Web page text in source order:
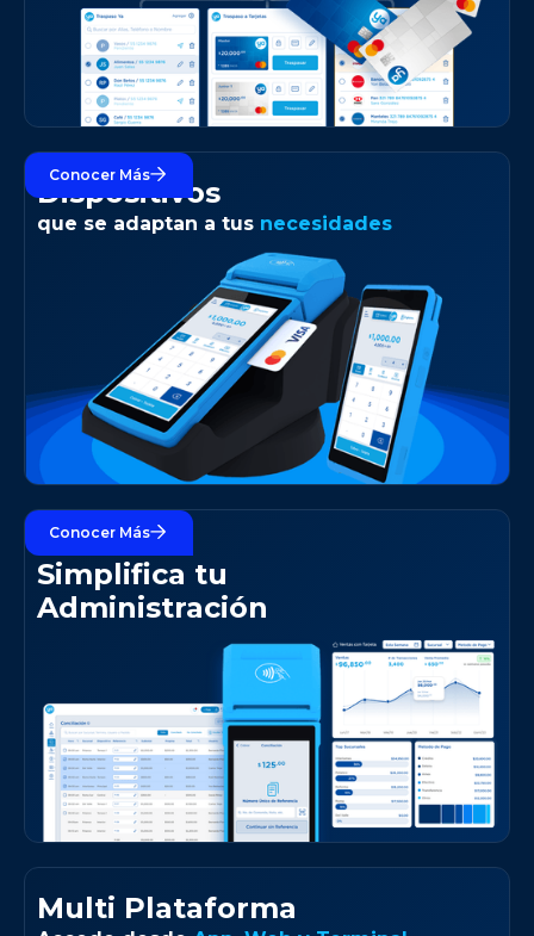
Dispositivos
que se adaptan a tus necesidades
Conocer Más
Multi Plataforma
+ Gestión
Simplifica tu
Administración
Conocer Más